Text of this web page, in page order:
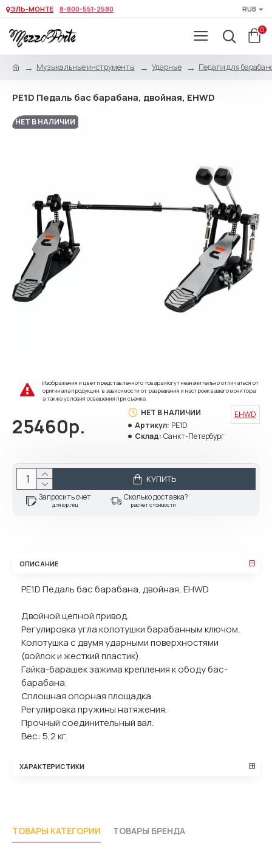
ЭЛЬ-МОНТЕ 8-800-551-2580 RUB
0
Музыкальные инструменты Ударные Педали для
PE1D Педаль бас барабана, двойная, EHWD
НЕТ В НАЛИЧИИ
Изображения и цвет представленного товара могут незначительно отличаться от
оригинала продукции, в зависимости от разрешения и настроек вашего монитора,
а также условий освещения при съемке.
25460р.
НЕТ В НАЛИЧИИ
Артикул: PE1D
Склад: Санкт-Петербург
EHWD
КУПИТЬ
Запросить счет
для юр.лиц
Сколько доставка?
расчет стоимости
ОПИСАНИЕ
PE1D Педаль бас барабана, двойная, EHWD
Двойной цепной привод.
Регулировка угла колотушки барабанным ключом.
Колотушка с двумя ударными поверхностями
(войлок и жесткий пластик).
Гайка-барашек зажима крепления к ободу бас-
барабана.
Сплошная опорная площадка.
Регулировка пружины натяжения.
Прочный соединительный вал.
Вес: 5,2 кг.
ХАРАКТЕРИСТИКИ
ТОВАРЫ КАТЕГОРИИ ТОВАРЫ БРЕНДА